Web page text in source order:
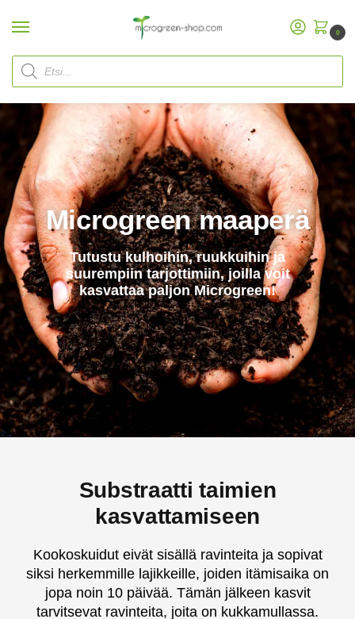
0
Aloitus / Microgreen kasvualusta
Microgreen maaperä
Tutustu kulhoihin, ruukkuihin ja
suurempiin tarjottimiin, joilla voit
kasvattaa paljon Microgreen!
Substraatti taimien
kasvattamiseen
Kookoskuidut eivät sisällä ravinteita ja sopivat
siksi herkemmille lajikkeille, joiden itämisaika on
jopa noin 10 päivää. Tämän jälkeen kasvit
tarvitsevat ravinteita, joita on kukkamullassa.